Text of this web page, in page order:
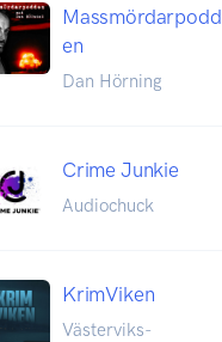
Massmördarpodd
en
Dan Hörning
Crime Junkie
Audiochuck
KrimViken
Västerviks-